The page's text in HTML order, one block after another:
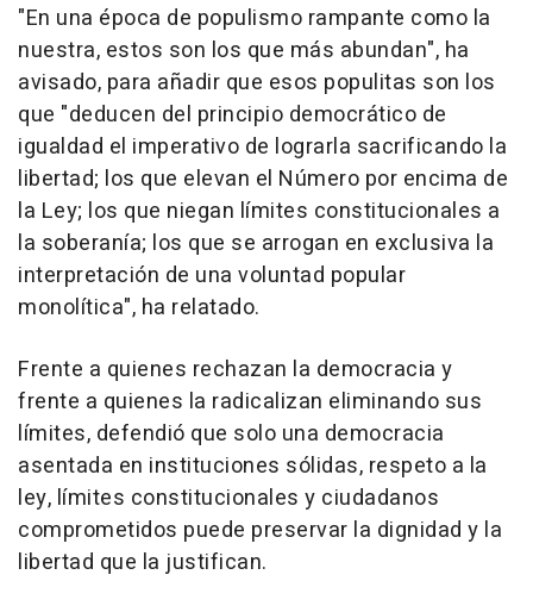
"En una época de populismo rampante como la
nuestra, estos son los que más abundan", ha
avisado, para añadir que esos populitas son los
que "deducen del principio democrático de
igualdad el imperativo de lograrla sacrificando la
libertad; los que elevan el Número por encima de
la Ley; los que niegan límites constitucionales a
la soberanía; los que se arrogan en exclusiva la
interpretación de una voluntad popular
monolítica", ha relatado.
Frente a quienes rechazan la democracia y
frente a quienes la radicalizan eliminando sus
límites, defendió que solo una democracia
asentada en instituciones sólidas, respeto a la
ley, límites constitucionales y ciudadanos
comprometidos puede preservar la dignidad y la
libertad que la justifican.